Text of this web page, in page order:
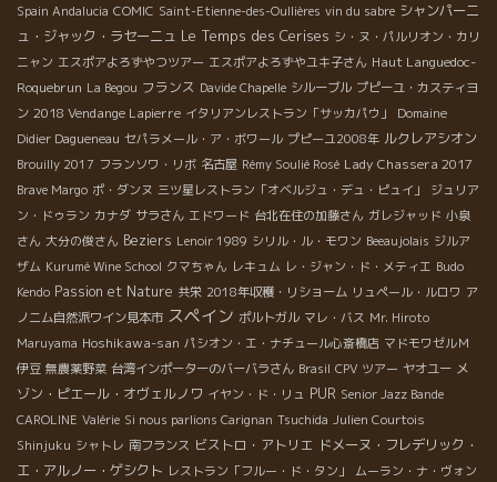
Spain Andalucia COMIC Saint-Etienne-des-Oullières vin du sabre シャンパーニ
ュ・ジャック・ラセーニュ Le Temps des Cerises シ・ヌ・パルリオン・カリ
ニャン エスポアよろずやつツアー エスポアよろずやユキ子さん Haut Languedoc-
Roquebrun La Begou フランス Davide Chapelle シルーブル プピーユ・カスティヨ
ン 2018 Vendange Lapierre イタリアンレストラン「サッカパウ」
Domaine
Didier Dagueneau セパラメール・ア・ボワール プピーユ2008年 ルクレアシオン
Brouilly 2017 フランソワ・リボ 名古屋 Rémy Soulié Rosé Lady Chassera 2017
Brave Margo ポ・ダンヌ 三ツ星レストラン「オベルジュ・デュ・ピュイ」
ジュリア
ン・ドゥラン カナダ サラさん エドワード 台北在住の加藤さん ガレジャッド 小泉
さん 大分の俊さん Beziers Lenoir 1989 シリル・ル・モワン Beeaujolais ジルア
ザム Kurumé Wine School クマちゃん レキュム レ・ジャン・ド・メティエ Budo
Kendo Passion et Nature 共栄 2018年収穫・リショーム リュペール・ルロワ ア
ノニム自然派ワイン見本市 スペイン ポルトガル マレ・バス Mr. Hiroto
Maruyama Hoshikawa-san パシオン・エ・ナチュール心斎橋店 マドモワゼルＭ
伊豆 無農薬野菜 台湾インポーターのバーバラさん Brasil CPV ツアー ヤオユー メ
ゾン・ピエール・オヴェルノワ イヤン・ド・リュ PUR Senior Jazz Bande
CAROLINE Valérie Si nous parlions Carignan Tsuchida Julien Courtois
Shinjuku シャトレ 南フランス ビストロ・アトリエ ドメーヌ・フレデリック・
エ・アルノー・ゲシクト レストラン「フルー・ド・タン」
ムーラン・ナ・ヴォン